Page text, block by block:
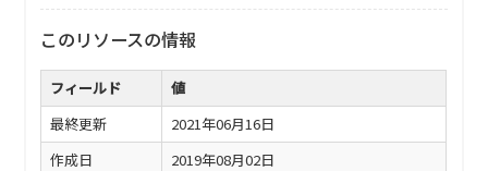
このリソースの情報
フィールド
値
最終更新
2021年06月16日
作成日
2019年08月02日